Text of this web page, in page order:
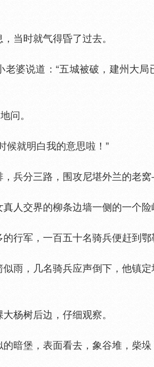
当时就气得昏了过去。
说道：“五城被破，建州大局
问。
就明白我的意思啦！”
兵分三路，围攻尼堪外兰的老
交界的柳条边墙一侧的一个险
军，一百五十名骑兵便赶到鄂
，几名骑兵应声倒下，他镇定
杨树后边，仔细观察。
堡，表面看去，象谷堆，柴垛